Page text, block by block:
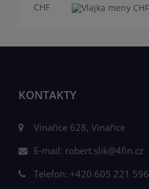
CHF
KONTAKTY
Vinařice 628, Vinařice
E-mail: robert.slik@4fin.cz
Telefon: +420 605 221 596